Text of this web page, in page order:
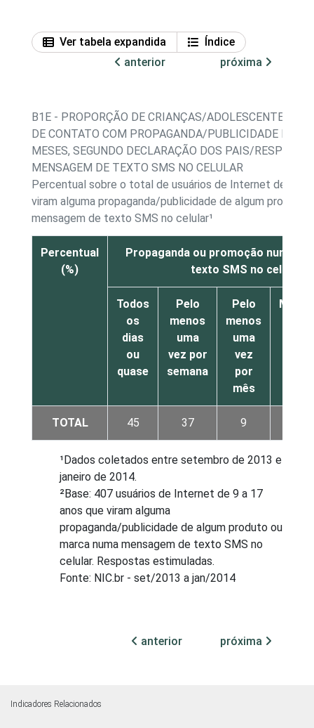
Ver tabela expandida
Índice
anterior
próxima
B1E - PROPORÇÃO DE CRIANÇAS/ADOLESCENTES,
DE CONTATO COM PROPAGANDA/PUBLICIDADE NOS
MESES, SEGUNDO DECLARAÇÃO DOS PAIS/
MENSAGEM DE TEXTO SMS NO CELULAR
Percentual sobre o total de usuários de Internet de 9 a
viram alguma propaganda/publicidade de algum produto
mensagem de texto SMS no celular¹
Percentual
(%)
Propaganda ou promoção numa
texto SMS no celular²
Todos
os
dias
ou
quase
Pelo
menos
uma
vez por
semana
Pelo
menos
uma
vez
por
mês
Menos
TOTAL 45 37 9
¹Dados coletados entre setembro de 2013 e
janeiro de 2014.
²Base: 407 usuários de Internet de 9 a 17
anos que viram alguma
propaganda/publicidade de algum produto ou
marca numa mensagem de texto SMS no
celular. Respostas estimuladas.
Fonte: NIC.br - set/2013 a jan/2014
anterior próxima
Indicadores Relacionados